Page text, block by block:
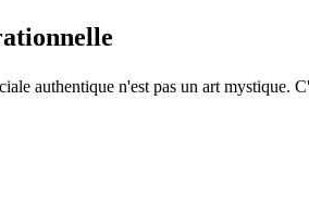
authentique n'est pas un art mystique.